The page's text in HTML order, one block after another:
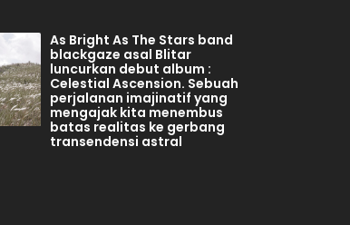
As Bright As The Stars band
blackgaze asal Blitar
luncurkan debut album :
Celestial Ascension. Sebuah
perjalanan imajinatif yang
mengajak kita menembus
batas realitas ke gerbang
transendensi astral